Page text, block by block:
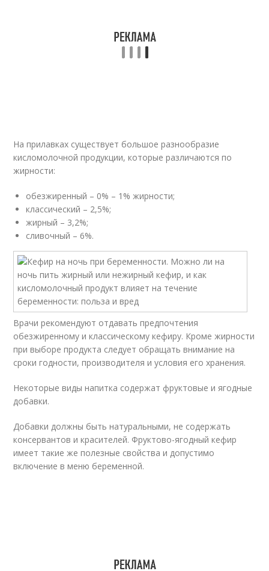
На прилавках существует большое разнообразие
кисломолочной продукции, которые различаются по
жирности:
обезжиренный – 0% – 1% жирности;
классический – 2,5%;
жирный – 3,2%;
сливочный – 6%.
Врачи рекомендуют отдавать предпочтения
обезжиренному и классическому кефиру. Кроме жирности
при выборе продукта следует обращать внимание на
сроки годности, производителя и условия его хранения.
Некоторые виды напитка содержат фруктовые и ягодные
добавки.
Добавки должны быть натуральными, не содержать
консервантов и красителей. Фруктово-ягодный кефир
имеет такие же полезные свойства и допустимо
включение в меню беременной.